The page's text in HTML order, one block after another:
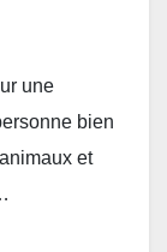
une
bien
et